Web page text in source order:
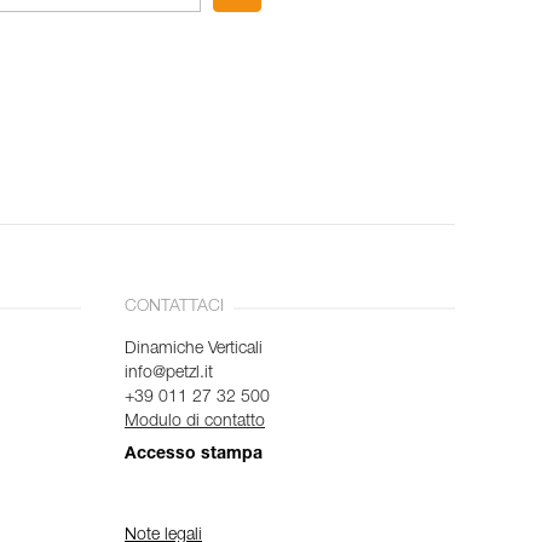
CONTATTACI
Dinamiche Verticali
info@petzl.it
+39 011 27 32 500
Modulo di contatto
Accesso stampa
Note legali